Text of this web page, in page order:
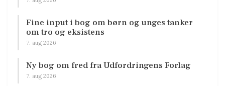
Fine input i bog om børn og unges tanker
om tro og eksistens
7. aug 2026
Ny bog om fred fra Udfordringens Forlag
7. aug 2026